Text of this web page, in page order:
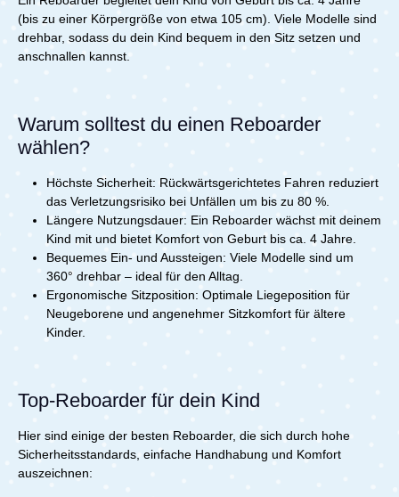
Neugeboreneneinlage, die sanft zur Haut ist und
Feuchtigkeit reguliert. Der Memory-Schaum passt sich
individuell an und entlastet die Wirbelsäule optimal. Mit
der 11-fach verstellbaren Kopfstütze und der 8-fach
JahreszeitIm Sommer bleibt Dein Kind durch integrierte
Lufteinlässe angenehm kühl, da die Luft optimal
zirkulieren kann. Im Winter sorgen weiche, wärmende
Klima – ganz ohne dicke Jacken, die im Sitz ohnehin
nicht empfohlen werden. So ist Dein Glück zu jeder
Jahreszeit bestens geschützt und komfortabel
unterwegs.Flexibel im FamilienalltagDank der Einhand-
Drehfunktion auf der my junior ISOFIX Base Capsule
360 kannst Du Dein Kind mühelos hineinsetzen und
herausnehmen – das schont Deinen Rücken und spart
Zeit. So wird jede Autofahrt zum Kinderspiel.Der my
junior CYRO i-Size Reboarder vereint höchste
Sicherheit, innovative Technik und durchdachten
Komfort – für sichere, entspannte Fahrten von Anfang
CYRO 360° i-Size Reboarder Beige
(bis zu einer Körpergröße von etwa 105 cm). Viele Modelle sind
drehbar, sodass du dein Kind bequem in den Sitz setzen und
anschnallen kannst.
Warum solltest du einen Reboarder
wählen?
Höchste Sicherheit: Rückwärtsgerichtetes Fahren reduziert
das Verletzungsrisiko bei Unfällen um bis zu 80 %.
Längere Nutzungsdauer: Ein Reboarder wächst mit deinem
Kind mit und bietet Komfort von Geburt bis ca. 4 Jahre.
Bequemes Ein- und Aussteigen: Viele Modelle sind um
360° drehbar – ideal für den Alltag.
Ergonomische Sitzposition: Optimale Liegeposition für
Neugeborene und angenehmer Sitzkomfort für ältere
Kinder.
Top-Reboarder für dein Kind
Hier sind einige der besten Reboarder, die sich durch hohe
Sicherheitsstandards, einfache Handhabung und Komfort
auszeichnen: